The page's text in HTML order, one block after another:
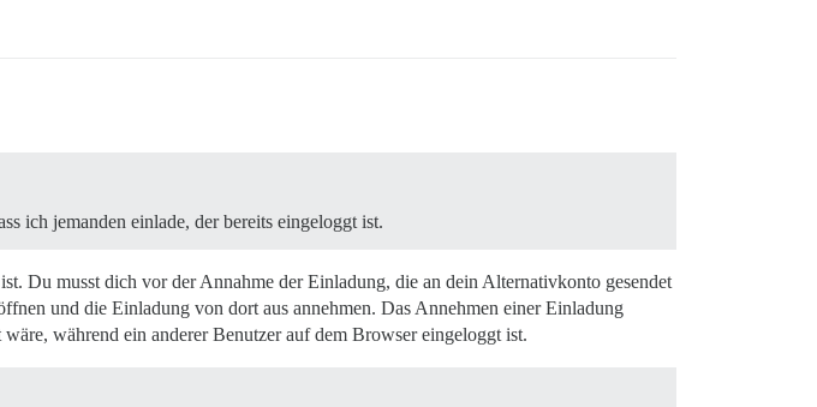
ich jemanden einlade, der bereits eingeloggt ist.
Du musst dich vor der Annahme der Einladung, die an dein Alternativkonto gesendet
und die Einladung von dort aus annehmen. Das Annehmen einer Einladung
während ein anderer Benutzer auf dem Browser eingeloggt ist.